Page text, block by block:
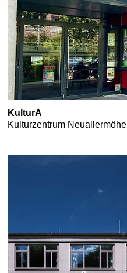
KulturA
Kulturzentrum Neuallermöhe